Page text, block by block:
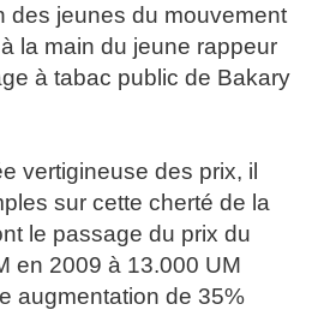
des jeunes du mouvement
la main du jeune rappeur
à tabac public de Bakary
vertigineuse des prix, il
sur cette cherté de la
le passage du prix du
en 2009 à 13.000 UM
augmentation de 35%